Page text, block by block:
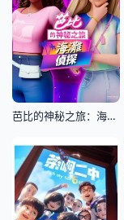
芭比的神秘之旅：海滩探案集英文版